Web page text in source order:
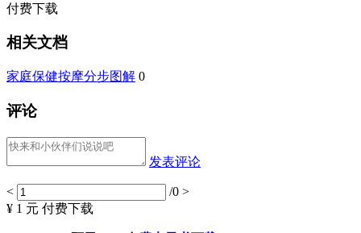
付费下载
相关文档
家庭保健按摩分步图解 0
评论
发表评论
< /0 >
¥ 1 元 付费下载